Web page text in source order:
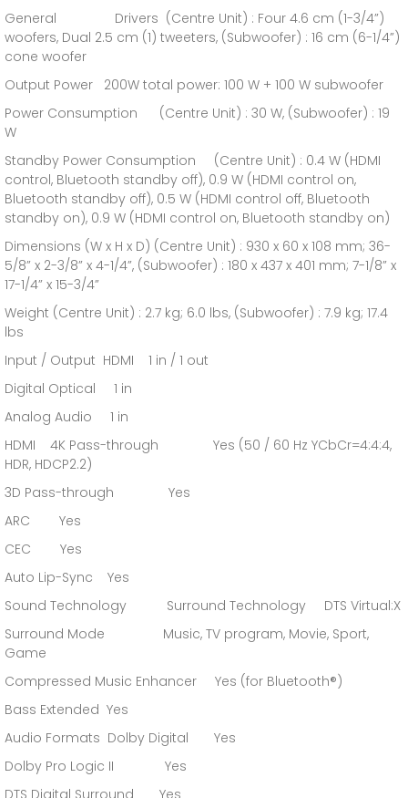
General Drivers (Centre Unit) : Four 4.6 cm (1-3/4”)
woofers, Dual 2.5 cm (1) tweeters, (Subwoofer) : 16 cm (6-1/4”)
cone woofer
Output Power 200W total power: 100 W + 100 W subwoofer
Power Consumption (Centre Unit) : 30 W, (Subwoofer) : 19
W
Standby Power Consumption (Centre Unit) : 0.4 W (HDMI
control, Bluetooth standby off), 0.9 W (HDMI control on,
Bluetooth standby off), 0.5 W (HDMI control off, Bluetooth
standby on), 0.9 W (HDMI control on, Bluetooth standby on)
Dimensions (W x H x D) (Centre Unit) : 930 x 60 x 108 mm; 36-
5/8” x 2-3/8” x 4-1/4”, (Subwoofer) : 180 x 437 x 401 mm; 7-1/8” x
17-1/4” x 15-3/4”
Weight (Centre Unit) : 2.7 kg; 6.0 lbs, (Subwoofer) : 7.9 kg; 17.4
lbs
Input / Output HDMI 1 in / 1 out
Digital Optical 1 in
Analog Audio 1 in
HDMI 4K Pass-through Yes (50 / 60 Hz YCbCr=4:4:4,
HDR, HDCP2.2)
3D Pass-through Yes
ARC Yes
CEC Yes
Auto Lip-Sync Yes
Sound Technology Surround Technology DTS Virtual:X
Surround Mode Music, TV program, Movie, Sport,
Game
Compressed Music Enhancer Yes (for Bluetooth®)
Bass Extended Yes
Audio Formats Dolby Digital Yes
Dolby Pro Logic II Yes
DTS Digital Surround Yes